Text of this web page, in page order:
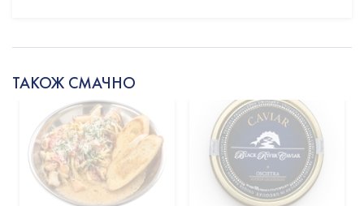
ТАКОЖ СМАЧНО